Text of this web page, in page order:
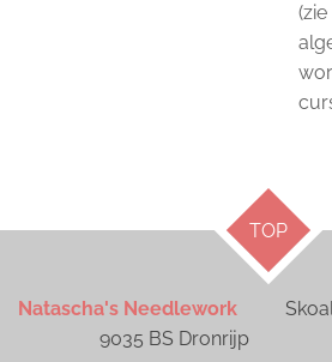
TOP
Natascha's Needlework
9035 BS Dronrijp